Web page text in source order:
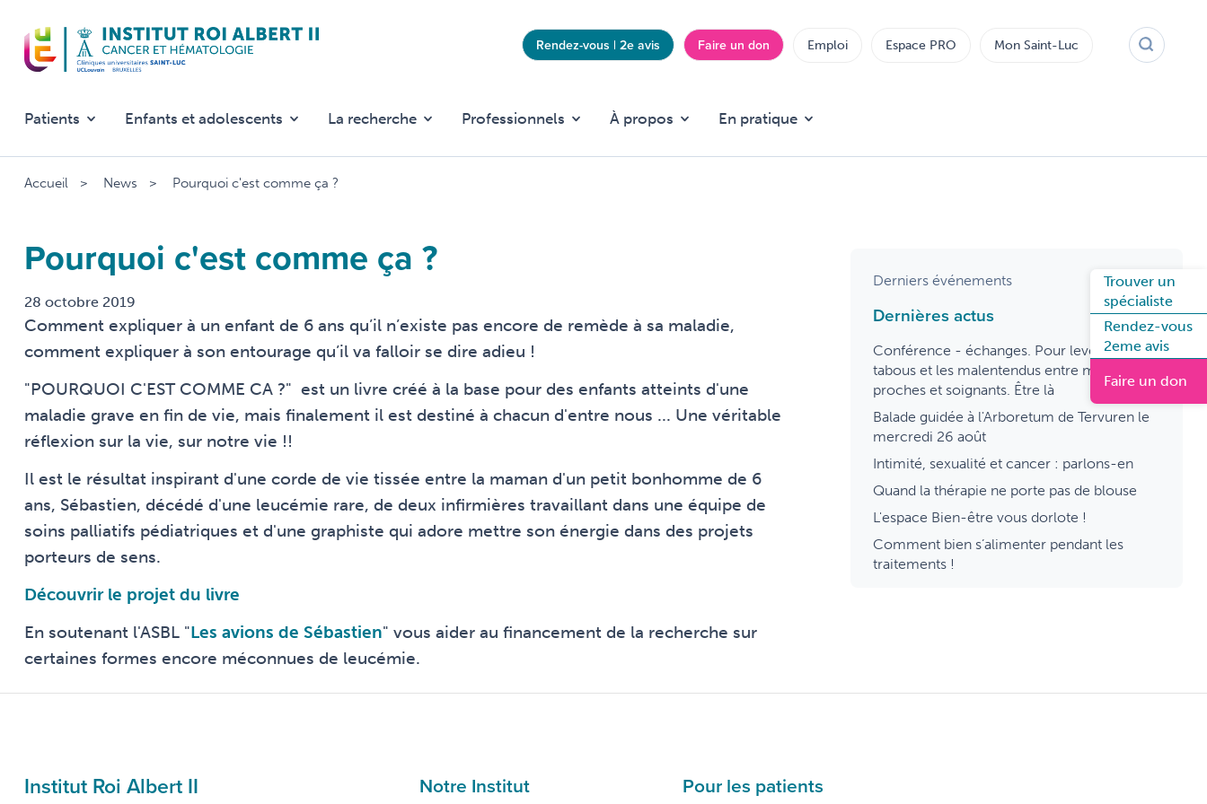
contenu
principal
TopRendez-vous | 2e avis Faire un don Emploi Espace PRO Mon Saint-Luc
Patients Enfants et adolescents La recherche Professionnels À propos En pratique
Trouver un
spécialiste
Rendez-vous
2eme avis
Faire un don
Accueil News Pourquoi c'est comme ça ?
Pourquoi c'est comme ça ?
28 octobre 2019
Comment expliquer à un enfant de 6 ans qu’il n’existe pas encore de remède à sa maladie,
comment expliquer à son entourage qu’il va falloir se dire adieu !
"POURQUOI C'EST COMME CA ?" est un livre créé à la base pour des enfants atteints d'une
maladie grave en fin de vie, mais finalement il est destiné à chacun d'entre nous ... Une véritable
réflexion sur la vie, sur notre vie !!
Il est le résultat inspirant d'une corde de vie tissée entre la maman d'un petit bonhomme de 6
ans, Sébastien, décédé d'une leucémie rare, de deux infirmières travaillant dans une équipe de
soins palliatifs pédiatriques et d'une graphiste qui adore mettre son énergie dans des projets
porteurs de sens.
Découvrir le projet du livre
En soutenant l'ASBL "Les avions de Sébastien" vous aider au financement de la recherche sur
certaines formes encore méconnues de leucémie.
Derniers événements
Dernières actus
Conférence - échanges. Pour lever les
tabous et les malentendus entre malades,
proches et soignants. Être là
Balade guidée à l'Arboretum de Tervuren le
mercredi 26 août
Intimité, sexualité et cancer : parlons-en
Quand la thérapie ne porte pas de blouse
L'espace Bien-être vous dorlote !
Comment bien s’alimenter pendant les
traitements !
Institut Roi Albert II
Notre Institut Pour les patients